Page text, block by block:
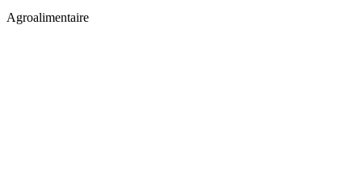
Agroalimentaire